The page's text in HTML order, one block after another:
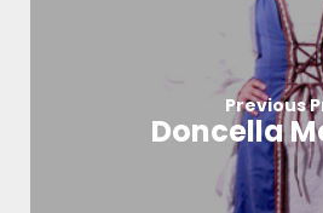
Previous
Doncella